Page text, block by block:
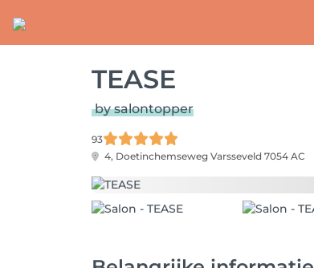
TEASE
by salontopper
93
4, Doetinchemseweg Varsseveld 7054 AC